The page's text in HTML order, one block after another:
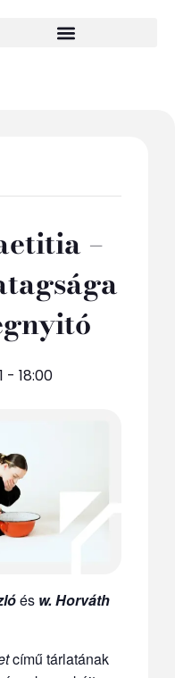
–
- 18:00
és w. Horváth
című tárlatának